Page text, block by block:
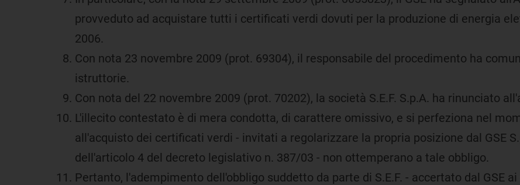
provveduto ad acquistare tutti i certificati verdi dovuti per la produzione di energia
2006.
Con nota 23 novembre 2009 (prot. 69304), il responsabile del procedimento ha
istruttorie.
Con nota del 22 novembre 2009 (prot. 70202), la società S.E.F. S.p.A. ha rinunciato
L'illecito contestato è di mera condotta, di carattere omissivo, e si perfeziona nel
all'acquisto dei certificati verdi - invitati a regolarizzare la propria posizione dal GSE
dell'articolo 4 del decreto legislativo n. 387/03 - non ottemperano a tale obbligo.
Pertanto, l'adempimento dell'obbligo suddetto da parte di S.E.F. - accertato dal GSE